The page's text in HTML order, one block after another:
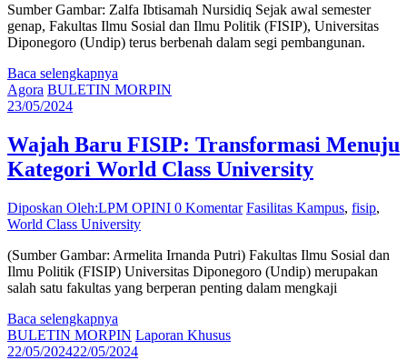
Sumber Gambar: Zalfa Ibtisamah Nursidiq Sejak awal semester
genap, Fakultas Ilmu Sosial dan Ilmu Politik (FISIP), Universitas
Diponegoro (Undip) terus berbenah dalam segi pembangunan.
Baca selengkapnya
Agora BULETIN MORPIN
23/05/2024
Wajah Baru FISIP: Transformasi Menuju
Kategori World Class University
Diposkan Oleh:LPM OPINI 0 Komentar Fasilitas Kampus, fisip,
World Class University
(Sumber Gambar: Armelita Irnanda Putri) Fakultas Ilmu Sosial dan
Ilmu Politik (FISIP) Universitas Diponegoro (Undip) merupakan
salah satu fakultas yang berperan penting dalam mengkaji
Baca selengkapnya
BULETIN MORPIN Laporan Khusus
22/05/202422/05/2024